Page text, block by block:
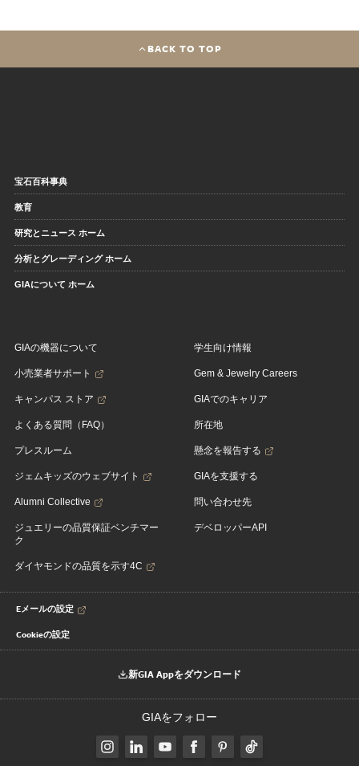
BACK TO TOP
宝石百科事典
教育
研究とニュース ホーム
分析とグレーディング ホーム
GIAについて ホーム
GIAの機器について
小売業者サポート
キャンパス ストア
よくある質問（FAQ）
プレスルーム
ジェムキッズのウェブサイト
Alumni Collective
ジュエリーの品質保証ベンチマー
ク
ダイヤモンドの品質を示す4C
学生向け情報
Gem & Jewelry Careers
GIAでのキャリア
所在地
懸念を報告する
GIAを支援する
問い合わせ先
デベロッパーAPI
Eメールの設定
Cookieの設定
新GIA Appをダウンロード
GIAをフォロー